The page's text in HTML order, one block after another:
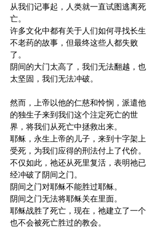
从我们记事起，人类就一直试图逃离死
亡。
许多文化中都有关于人们如何寻找长生
不老药的故事，但最终这些人都失败
了。
阴间的大门太高了，我们无法翻越，也
太坚固，我们无法冲破。
然而，上帝以他的仁慈和怜悯，派遣他
的独生子来到我们这个注定死亡的世
界，将我们从死亡中拯救出来。
耶稣，永生上帝的儿子，来到十字架上
受死，为我们应得的刑法付上了代价。
不仅如此，祂还从死里复活，表明祂已
经冲破了阴间之门。
阴间之门对耶稣不能胜过耶稣。
阴间之门无法将耶稣关在里面。
耶稣战胜了死亡，现在，祂建立了一个
也不会被死亡胜过的教会。